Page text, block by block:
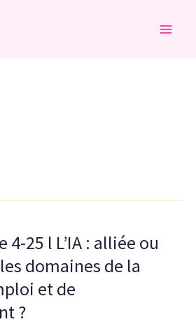
4-25 l L’IA : alliée ou
domaines de la
et de
?